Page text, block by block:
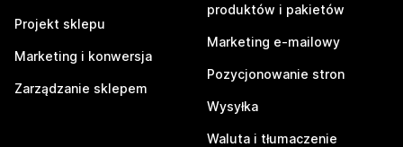
Projekt sklepu
Marketing i konwersja
Zarządzanie sklepem
produktów i pakietów
Marketing e-mailowy
Pozycjonowanie stron
Wysyłka
Waluta i tłumaczenie